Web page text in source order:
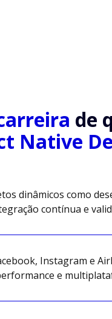
de
Native
dinâmicos como
contínua e
Instagram e
e